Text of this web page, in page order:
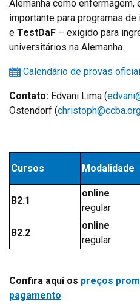
Alemanha como enfermagem,
importante para programas
e TestDaF – exigido para
universitários na Alemanha.
Calendário de provas
Contato: Edvani Lima (
Ostendorf (
Cursos Modalidade
B2.1
online
regular
B2.2
online
regular
Confira aqui os preços
pagamento